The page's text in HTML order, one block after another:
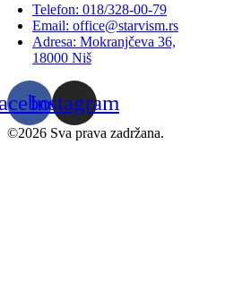
Telefon: 018/328-00-79
Email: office@starvism.rs
Adresa: Mokranjčeva 36,
18000 Niš
Instagram
©2026 Sva prava zadržana.